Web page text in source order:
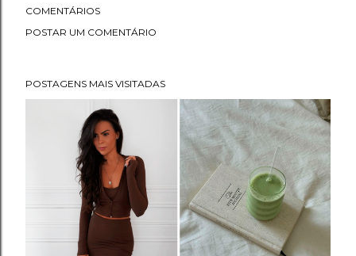
COMENTÁRIOS
POSTAR UM COMENTÁRIO
POSTAGENS MAIS VISITADAS